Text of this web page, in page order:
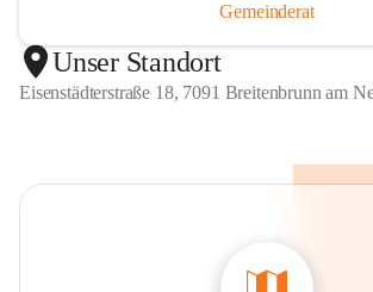
Gemeinderat
Unser Standort
Eisenstädterstraße 18, 7091 Breitenbrunn am